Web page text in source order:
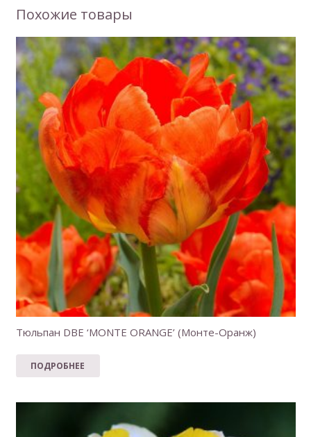
Похожие товары
Тюльпан DBE ‘MONTE ORANGE’ (Монте-Оранж)
ПОДРОБНЕЕ